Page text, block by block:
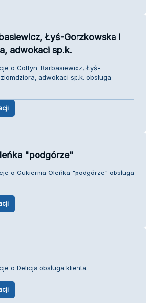
Łyś-Gorzkowska i
adwokaci sp.k.
o Cottyn, Barbasiewicz, Łyś-
adwokaci sp.k. obsługa
"podgórze"
o Cukiernia Oleńka "podgórze" obsługa
o Delicja obsługa klienta.